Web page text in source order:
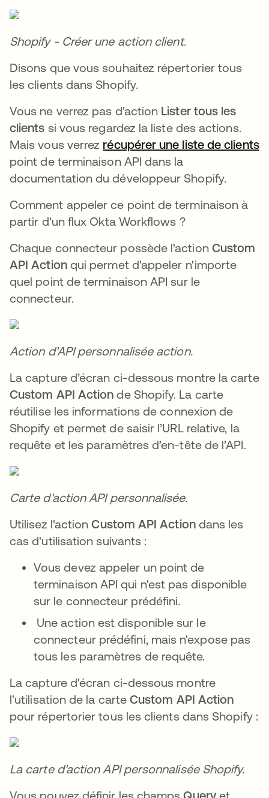
Shopify - Créer une action client.
Disons que vous souhaitez répertorier tous
les clients dans Shopify.
Vous ne verrez pas d'action Lister tous les
clients si vous regardez la liste des actions.
Mais vous verrez récupérer une liste de clients
point de terminaison API dans la
documentation du développeur Shopify.
Comment appeler ce point de terminaison à
partir d'un flux Okta Workflows ?
Chaque connecteur possède l'action Custom
API Actionqui permet d'appeler n'importe
quel point de terminaison API sur le
connecteur.
Action d’API personnalisée action.
La capture d’écran ci-dessous montre la carte
Custom API Action de Shopify. La carte
réutilise les informations de connexion de
Shopify et permet de saisir l’URL relative, la
requête et les paramètres d’en-tête de l’API.
Carte d'action API personnalisée.
Utilisez l'actionCustom API Actiondans les
cas d'utilisation suivants :
Vous devez appeler un point de
terminaison API qui n'est pas disponible
sur le connecteur prédéfini.
Une action est disponible sur le
connecteur prédéfini, mais n'expose pas
tous les paramètres de requête.
La capture d'écran ci-dessous montre
l'utilisation de la carteCustom API Action
pour répertorier tous les clients dans Shopify :
La carte d'action API personnalisée Shopify.
Vous pouvez définir les champsQueryet